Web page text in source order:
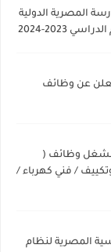
المصرية الدولية
2023-2024
عن وظائف
لشغل وظائف (
/ فني كهرباء /
المصرية لنظام